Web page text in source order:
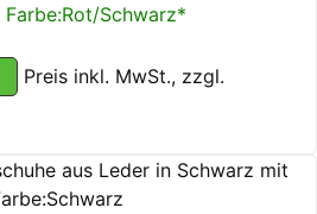
Schwarz*
Preis inkl. MwSt., zzgl.